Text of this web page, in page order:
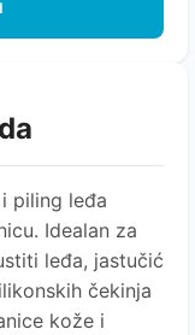
piling leđa
Idealan za
leđa, jastučić
čekinja
kože i